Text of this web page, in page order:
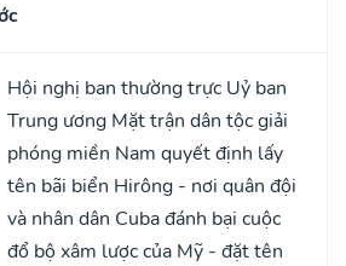
Hội nghị ban thường trực Uỷ ban
Trung ương Mặt trận dân tộc giải
phóng miền Nam quyết định lấy
tên bãi biển Hirông - nơi quân đội
và nhân dân Cuba đánh bại cuộc
đổ bộ xâm lược của Mỹ - đặt tên